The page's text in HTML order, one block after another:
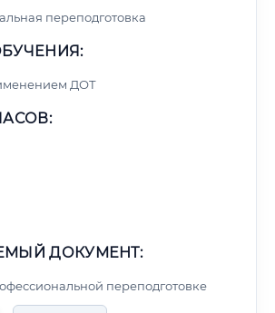
переподготовка
ДОТ
ДОКУМЕНТ:
переподготовке